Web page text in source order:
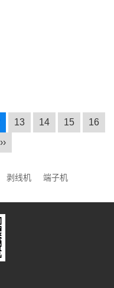
13 14 15
16
››
剥线机 端子机